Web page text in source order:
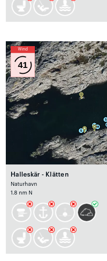
Wind
41
Halleskär - Klätten
Naturhavn
1.8 nm N